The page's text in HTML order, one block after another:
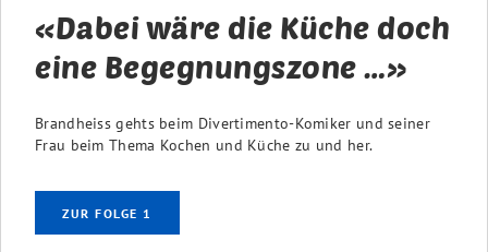
«Dabei wäre die Küche doch
eine Begegnungszone …»
Brandheiss gehts beim Divertimento-Komiker und seiner
Frau beim Thema Kochen und Küche zu und her.
ZUR FOLGE 1